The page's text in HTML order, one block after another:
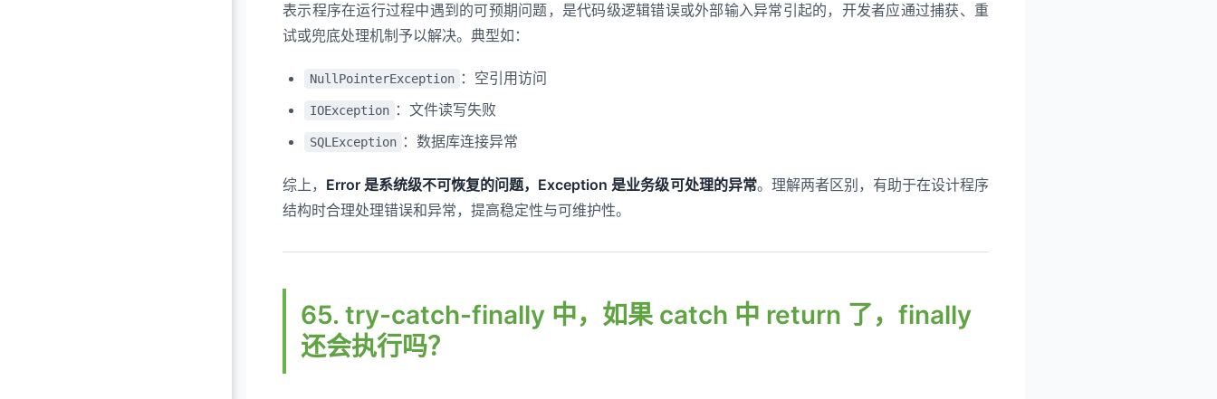
表示程序在运行过程中遇到的可预期问题，是代码级逻辑错误或外部输入异常引起的，开发者应通过捕获、重
试或兜底处理机制予以解决。典型如：
NullPointerException ：空引用访问
IOException ：文件读写失败
SQLException ：数据库连接异常
综上， Error 是系统级不可恢复的问题，Exception 是业务级可处理的异常。理解两者区别，有助于在设计程序
结构时合理处理错误和异常，提高稳定性与可维护性。
65. try-catch-finally 中，如果 catch 中 return 了，finally
还会执行吗？